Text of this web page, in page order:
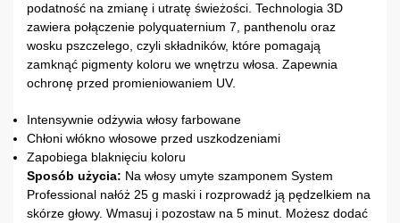
podatność na zmianę i utratę świeżości. Technologia 3D
zawiera połączenie polyquaternium 7, panthenolu oraz
wosku pszczelego, czyli składników, które pomagają
zamknąć pigmenty koloru we wnętrzu włosa. Zapewnia
ochronę przed promieniowaniem UV.
Intensywnie odżywia włosy farbowane
Chłoni włókno włosowe przed uszkodzeniami
Zapobiega blaknięciu koloru
Sposób użycia: Na włosy umyte szamponem System
Professional nałóż 25 g maski i rozprowadź ją pędzelkiem na
skórze głowy. Wmasuj i pozostaw na 5 minut. Możesz dodać